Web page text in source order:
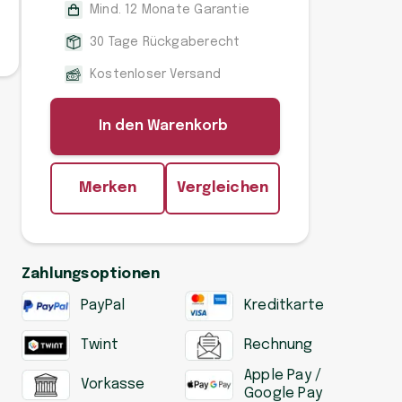
Mind. 12 Monate Garantie
30 Tage Rückgaberecht
Kostenloser Versand
In den Warenkorb
Merken Vergleichen
Zahlungsoptionen
PayPal Kreditkarte
Twint Rechnung
Vorkasse
Apple Pay /
Google Pay